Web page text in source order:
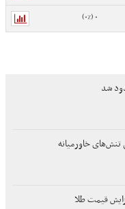
0 (0%)
شد
تنش‌های خاورمیانه
قیمت طلا